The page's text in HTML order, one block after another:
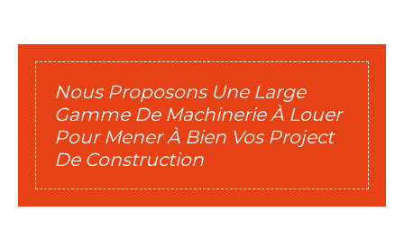
Nous Proposons Une Large
Gamme De Machinerie À Louer
Pour Mener À Bien Vos Project
De Construction